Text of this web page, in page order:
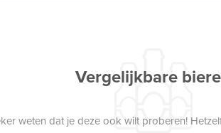
Vergelijkbare
weten dat je deze ook wilt proberen!